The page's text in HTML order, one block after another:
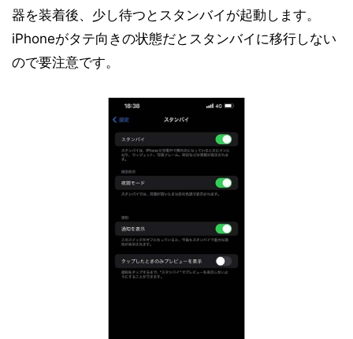
器を装着後、少し待つとスタンバイが起動します。
iPhoneがタテ向きの状態だとスタンバイに移行しない
ので要注意です。